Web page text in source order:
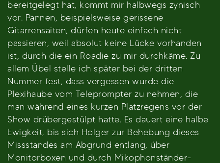
bereitgelegt hat, kommt mir halbwegs zynisch
vor. Pannen, beispielsweise gerissene
Gitarrensaiten, dürfen heute einfach nicht
passieren, weil absolut keine Lücke vorhanden
ist, durch die ein Roadie zu mir durchkäme. Zu
allem Übel stelle ich später bei der dritten
Nummer fest, dass vergessen wurde die
Plexihaube vom Teleprompter zu nehmen, die
man während eines kurzen Platzregens vor der
Show drübergestülpt hatte. Es dauert eine halbe
Ewigkeit, bis sich Holger zur Behebung dieses
Missstandes am Abgrund entlang, über
Monitorboxen und durch Mikophonständer-